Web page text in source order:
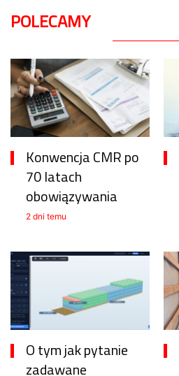
POLECAMY
Konwencja CMR po
70 latach
obowiązywania
2 dni temu
O tym jak pytanie
zadawane